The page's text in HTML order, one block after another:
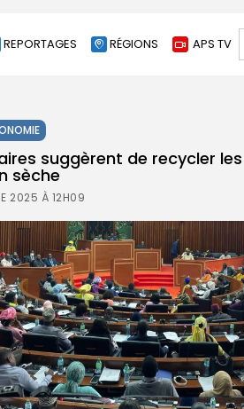
REPORTAGES RÉGIONS APS TV
suggèrent de recycler
sèche
2025 À 12H09